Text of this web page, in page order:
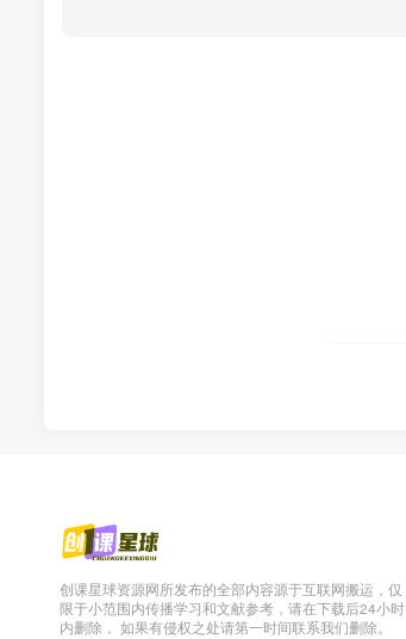
创课星球资源网所发布的全部内容源于互联网搬运，仅
限于小范围内传播学习和文献参考，请在下载后24小时
内删除， 如果有侵权之处请第一时间联系我们删除。